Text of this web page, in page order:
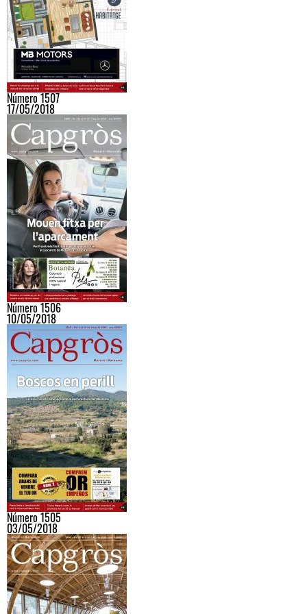
Número 1507
17/05/2018
Número 1506
10/05/2018
Número 1505
03/05/2018